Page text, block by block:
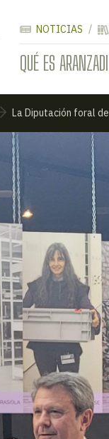
QUÉ ES ARANZADI
NOTICIAS
La Diputación foral